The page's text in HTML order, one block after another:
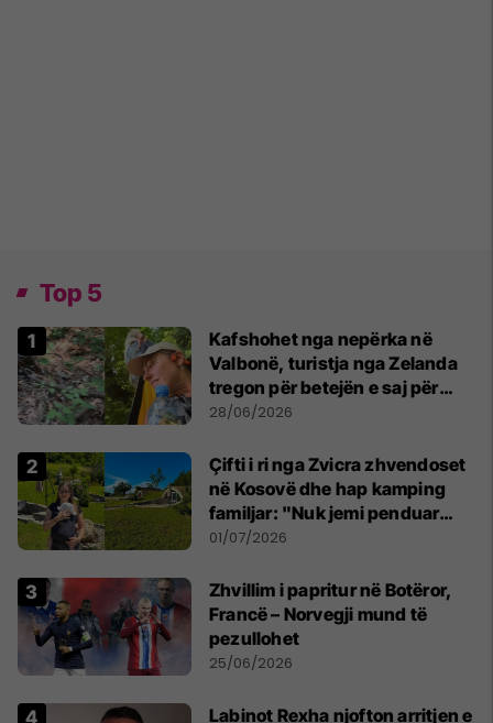
Top 5
Kafshohet nga nepërka në
Valbonë, turistja nga Zelanda
tregon për betejën e saj për
mbijetesë
28/06/2026
Çifti i ri nga Zvicra zhvendoset
në Kosovë dhe hap kamping
familjar: "Nuk jemi penduar
asnjë ditë"
01/07/2026
Zhvillim i papritur në Botëror,
Francë – Norvegji mund të
pezullohet
25/06/2026
Labinot Rexha njofton arritjen e